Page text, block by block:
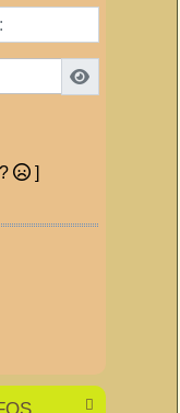
]
